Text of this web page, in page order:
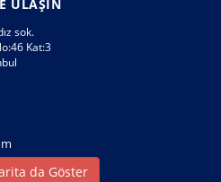
ULAŞIN
sok.
Kat:3
da Göster